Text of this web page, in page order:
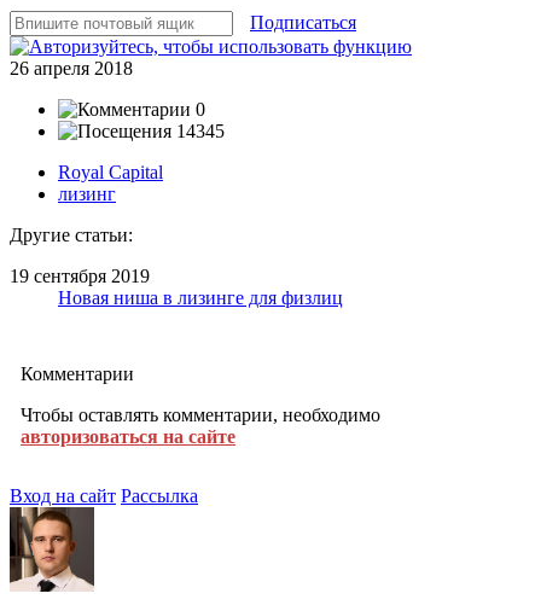
Подписаться
26 апреля 2018
0
14345
Royal Capital
лизинг
Другие статьи:
19 сентября 2019
Новая ниша в лизинге для физлиц
Комментарии
Чтобы оставлять комментарии, необходимо
авторизоваться на сайте
Вход на сайт Рассылка